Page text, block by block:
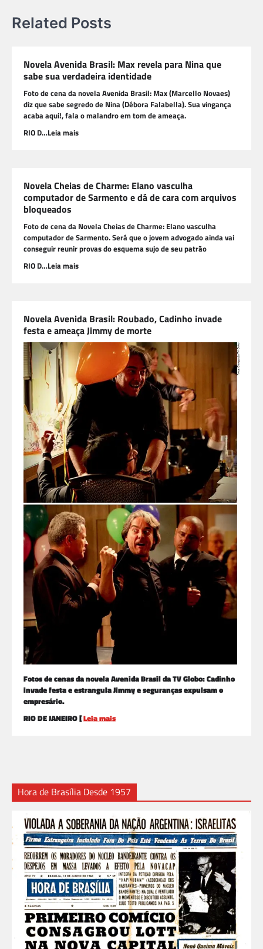
Related Posts
Novela Avenida Brasil: Max revela para Nina que
sabe sua verdadeira identidade
Foto de cena da novela Avenida Brasil: Max (Marcello Novaes)
diz que sabe segredo de Nina (Débora Falabella). Sua vingança
acaba aqui!, fala o malandro em tom de ameaça.
RIO D…Leia mais
Novela Cheias de Charme: Elano vasculha
computador de Sarmento e dá de cara com arquivos
bloqueados
Foto de cena da Novela Cheias de Charme: Elano vasculha
computador de Sarmento. Será que o jovem advogado ainda vai
conseguir reunir provas do esquema sujo de seu patrão
RIO D…Leia mais
Novela Avenida Brasil: Roubado, Cadinho invade
festa e ameaça Jimmy de morte
Fotos de cenas da novela Avenida Brasil da TV Globo: Cadinho
invade festa e estrangula Jimmy e seguranças expulsam o
empresário.
RIO DE JANEIRO [Leia mais
Hora de Brasília Desde 1957